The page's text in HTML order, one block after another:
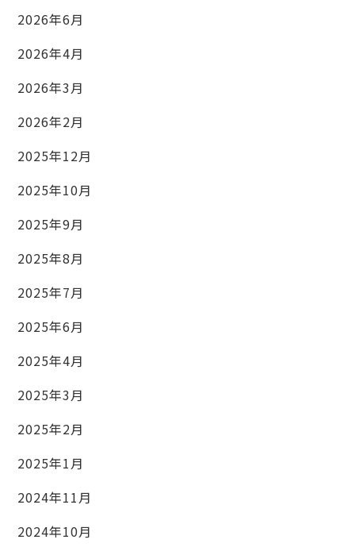
2026年6月
2026年4月
2026年3月
2026年2月
2025年12月
2025年10月
2025年9月
2025年8月
2025年7月
2025年6月
2025年4月
2025年3月
2025年2月
2025年1月
2024年11月
2024年10月